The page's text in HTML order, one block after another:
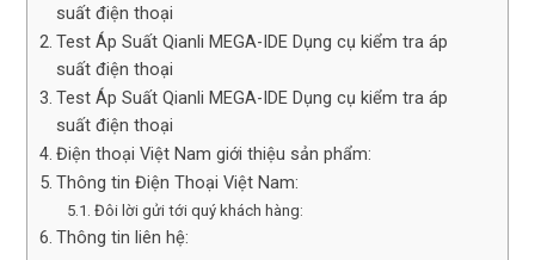
suất điện thoại
Test Áp Suất Qianli MEGA-IDE Dụng cụ kiểm tra áp
suất điện thoại
Test Áp Suất Qianli MEGA-IDE Dụng cụ kiểm tra áp
suất điện thoại
Điện thoại Việt Nam giới thiệu sản phẩm:
Thông tin Điện Thoại Việt Nam:
Đôi lời gửi tới quý khách hàng:
Thông tin liên hệ: